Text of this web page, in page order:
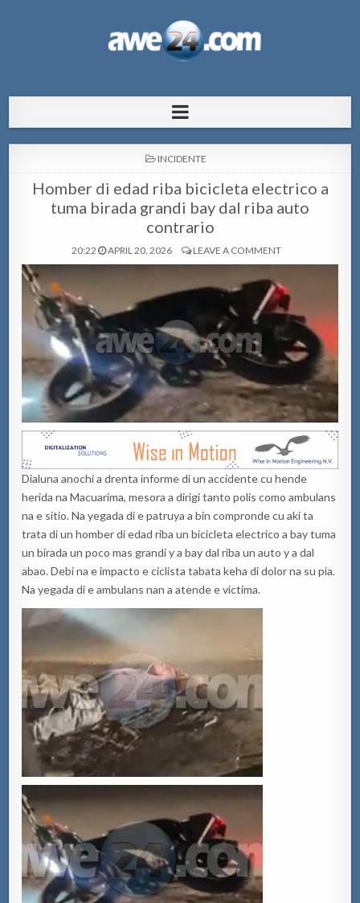
pa Aruba
POSTED
INCIDENTE
Homber di edad riba bicicleta electrico a
tuma birada grandi bay dal riba auto
contrario
20:22 APRIL 20, 2026 LEAVE A COMMENT
Dialuna anochi a drenta informe di un accidente cu hende
herida na Macuarima, mesora a dirigi tanto polis como ambulans
na e sitio. Na yegada di e patruya a bin compronde cu aki ta
trata di un homber di edad riba un bicicleta electrico a bay tuma
un birada un poco mas grandi y a bay dal riba un auto y a dal
abao. Debi na e impacto e ciclista tabata keha di dolor na su pia.
Na yegada di e ambulans nan a atende e victima.